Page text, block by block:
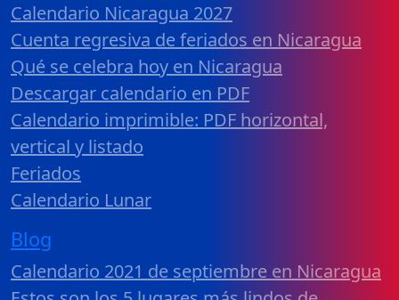
Calendario Nicaragua 2027
Cuenta regresiva de feriados en Nicaragua
Qué se celebra hoy en Nicaragua
Descargar calendario en PDF
Calendario imprimible: PDF horizontal,
vertical y listado
Feriados
Calendario Lunar
Blog
Calendario 2021 de septiembre en Nicaragua